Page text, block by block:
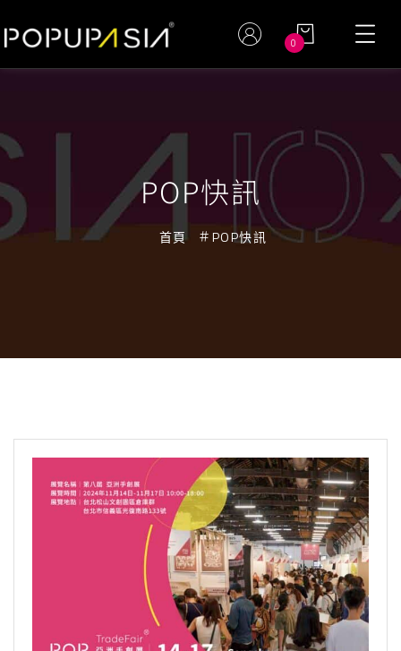
0
POP快訊
首頁 POP快訊